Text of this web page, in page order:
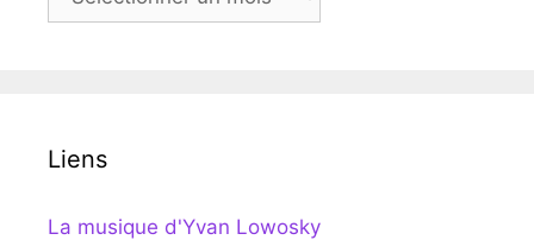
Liens
La musique d'Yvan Lowosky